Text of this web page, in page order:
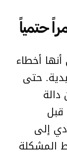
حتمياً
أخطاء
حتى
دالة
إلى
المشكلة